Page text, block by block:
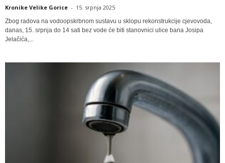
Kronike Velike Gorice - 15. srpnja 2025
Zbog radova na vodoopskrbnom sustavu u sklopu rekonstrukcije cjevovoda,
danas, 15. srpnja do 14 sati bez vode će biti stanovnici ulice bana Josipa
Jelačića,...